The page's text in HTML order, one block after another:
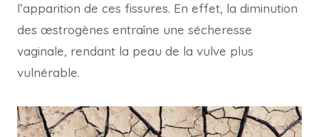
l’apparition de ces fissures. En effet, la diminution
des œstrogènes entraîne une sécheresse
vaginale, rendant la peau de la vulve plus
vulnérable.